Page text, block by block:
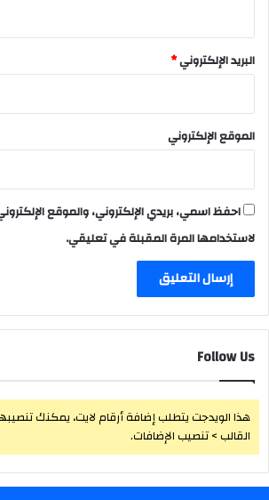
البريد الإلكتروني*
الموقع الإلكتروني
احفظ اسمي، بريدي الإلكتروني، والموقع
لاستخدامها المرة المقبلة في تعليقي.
Follow Us
هذا الويدجت يتطلب إضافة أرقام لايت، يمكنك
القالب > تنصيب الإضافات.